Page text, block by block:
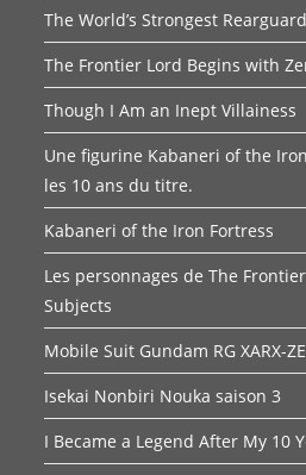
The World’s Strongest Rearguard
The Frontier Lord Begins with
Though I Am an Inept Villainess
Une figurine Kabaneri of the
les 10 ans du titre.
Kabaneri of the Iron Fortress
Les personnages de The
Subjects
Mobile Suit Gundam RG XARX-
Isekai Nonbiri Nouka saison 3
I Became a Legend After My 10